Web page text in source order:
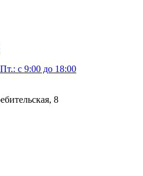
с 9:00 до 18:00
8